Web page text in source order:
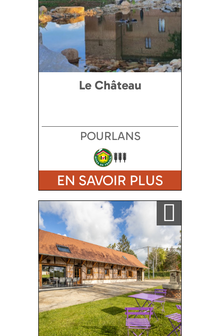
Le Château
POURLANS
EN SAVOIR PLUS
Ajouter a ma sélection